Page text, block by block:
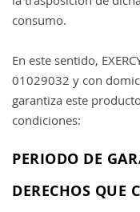
consumo.
En este sentido,
01029032 y con
garantiza este
condiciones:
PERIODO DE
DERECHOS QUE